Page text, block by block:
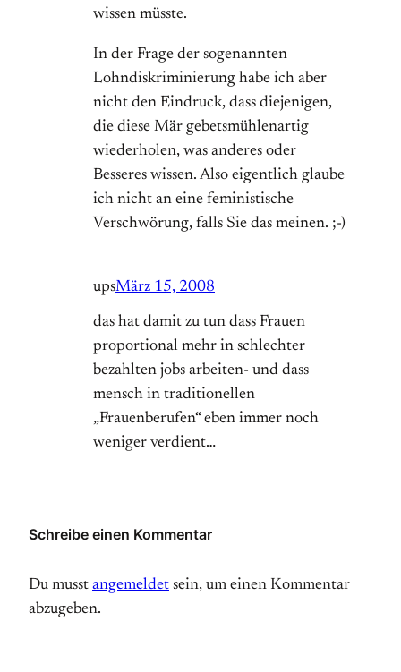
wissen müsste.
In der Frage der sogenannten
Lohndiskriminierung habe ich aber
nicht den Eindruck, dass diejenigen,
die diese Mär gebetsmühlenartig
wiederholen, was anderes oder
Besseres wissen. Also eigentlich glaube
ich nicht an eine feministische
Verschwörung, falls Sie das meinen. ;-)
upsMärz 15, 2008
das hat damit zu tun dass Frauen
proportional mehr in schlechter
bezahlten jobs arbeiten- und dass
mensch in traditionellen
„Frauenberufen“ eben immer noch
weniger verdient…
Schreibe einen Kommentar
Du musst angemeldet sein, um einen Kommentar
abzugeben.